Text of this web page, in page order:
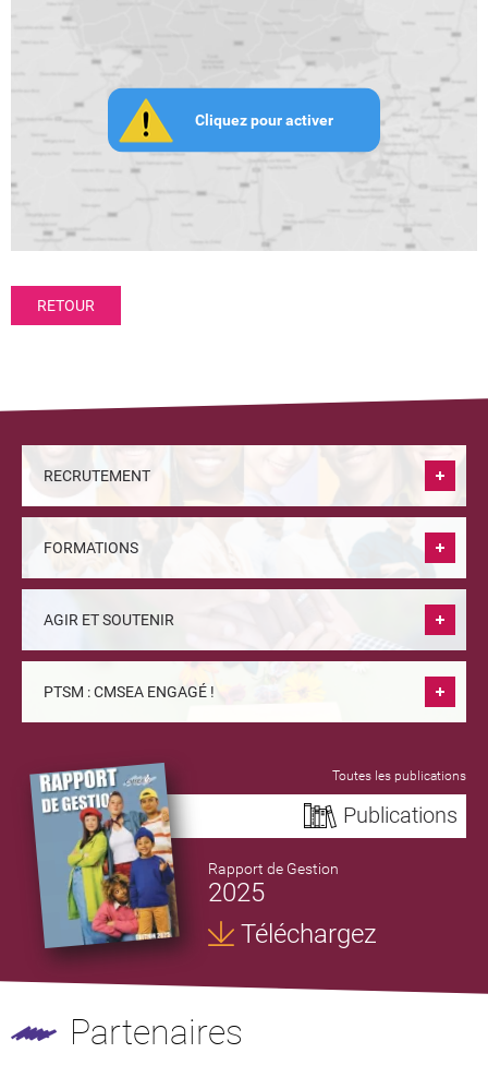
Cliquez pour activer
RETOUR
RECRUTEMENT
FORMATIONS
AGIR ET SOUTENIR
PTSM : CMSEA ENGAGÉ !
Toutes les publications
Publications
Rapport de Gestion
2025
Téléchargez
Partenaires